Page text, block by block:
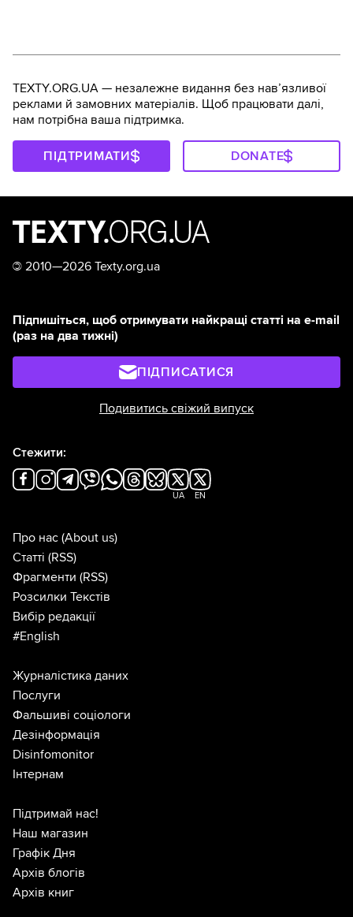
TEXTY.ORG.UA — незалежне видання без навʼязливої
реклами й замовних матеріалів. Щоб працювати далі,
нам потрібна ваша підтримка.
ПІДТРИМАТИ DONATE
© 2010—2026 Texty.org.ua
Підпишіться, щоб отримувати найкращі статті на e-mail
(раз на два тижні)
ПІДПИСАТИСЯ
Подивитись свіжий випуск
Стежити:
UA EN
Про нас (About us)
Статті (RSS)
Фрагменти (RSS)
Розсилки Текстів
Вибір редакції
#English
Журналістика даних
Послуги
Фальшиві соціологи
Дезінформація
Disinfomonitor
Інтернам
Підтримай нас!
Наш магазин
Графік Дня
Архів блогів
Архів книг